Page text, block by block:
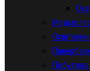
Побутова